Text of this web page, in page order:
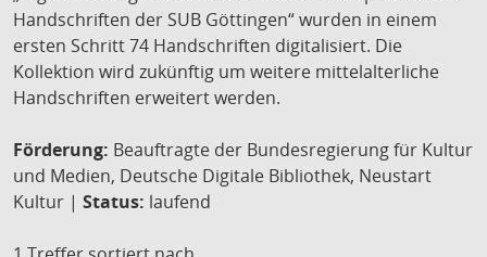
Handschriften der SUB Göttingen“ wurden in einem
ersten Schritt 74 Handschriften digitalisiert. Die
Kollektion wird zukünftig um weitere mittelalterliche
Handschriften erweitert werden.
Förderung: Beauftragte der Bundesregierung für Kultur
und Medien, Deutsche Digitale Bibliothek, Neustart
Kultur | Status: laufend